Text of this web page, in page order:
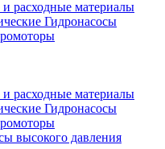
расходные материалы
Гидронасосы
расходные материалы
Гидронасосы
высокого давления